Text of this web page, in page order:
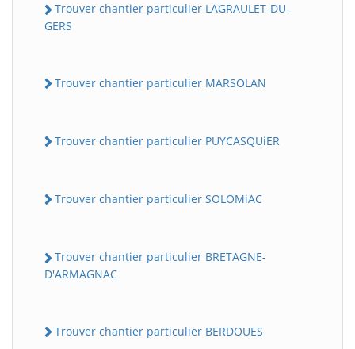
Trouver chantier particulier LAGRAULET-DU-
GERS
Trouver chantier particulier MARSOLAN
Trouver chantier particulier PUYCASQUiER
Trouver chantier particulier SOLOMiAC
Trouver chantier particulier BRETAGNE-
D'ARMAGNAC
Trouver chantier particulier BERDOUES